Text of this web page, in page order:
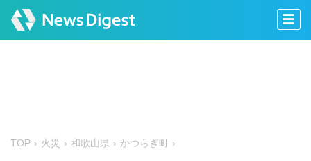
TOP 火災 和歌山県 かつらぎ町